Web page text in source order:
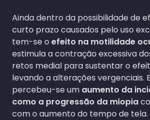
Ainda dentro da possibilidade de
curto prazo causados pelo uso
tem-se o efeito na motilidade
estimula a contração excessiva
retos medial para sustentar o
levando a alterações vergenciais.
percebeu-se um aumento da
como a progressão da miopia
com o aumento do tempo de tela.